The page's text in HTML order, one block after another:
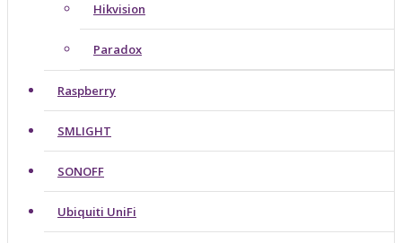
Hikvision
Paradox
Raspberry
SMLIGHT
SONOFF
Ubiquiti UniFi